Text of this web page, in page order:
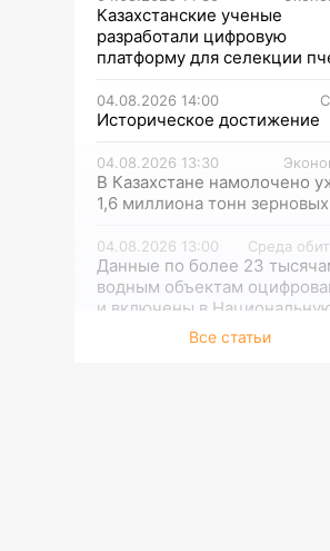
Казахстанские ученые
разработали цифровую
платформу для селекции
04.08.2026 14:00
Историческое достижение
04.08.2026 13:30
В Казахстане намолочено
1,6 миллиона тонн зерновых
04.08.2026 13:00 Среда
Данные по более 23
водным объектам
и включены в
информационную систему
водных ресурсов
Все статьи